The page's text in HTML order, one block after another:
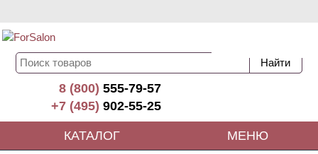
8 (800)555-79-57
+7 (495)902-55-25
КАТАЛОГ МЕНЮ